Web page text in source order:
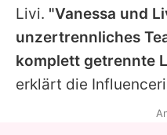
Utiq
Livi. "Vanessa und
unzertrennliches
komplett getrennte
erklärt die